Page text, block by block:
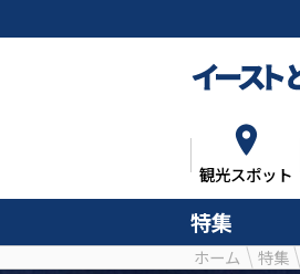
観光スポット
特集
ホーム 特集